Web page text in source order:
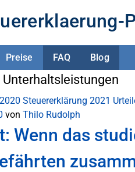
Preise FAQ Blog
Unterhaltsleistungen
Steuererklärung 2021
von Thilo Rudolph
Wenn das